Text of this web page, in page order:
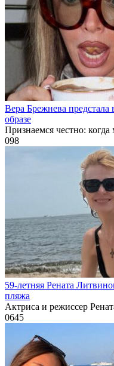
Вера Брежнева предстала
образе
Признаемся честно:
098
59-летняя Рената
пляжа
Актриса и режиссер
0645